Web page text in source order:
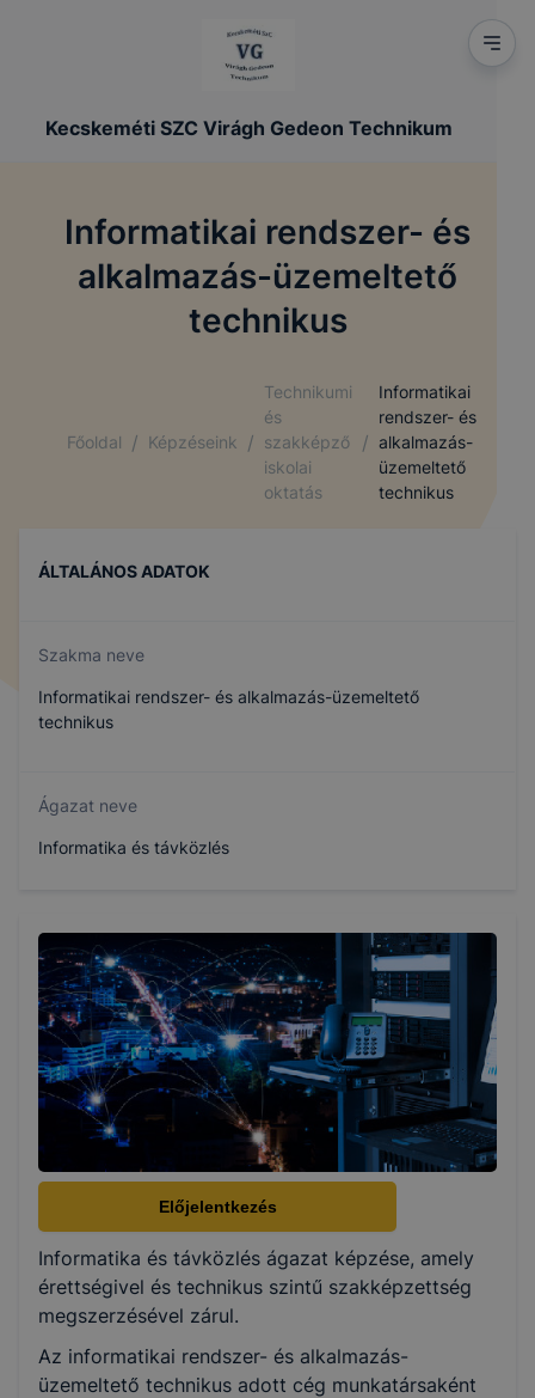
Kecskeméti SZC Virágh Gedeon Technikum
Informatikai rendszer- és
alkalmazás-üzemeltető
technikus
Főoldal / Képzéseink /
Technikumi
és
szakképző
iskolai
oktatás
/
Informatikai
rendszer- és
alkalmazás-
üzemeltető
technikus
ÁLTALÁNOS ADATOK
Szakma neve
Informatikai rendszer- és alkalmazás-üzemeltető
technikus
Ágazat neve
Informatika és távközlés
Szakmajegyzék száma
506121202
Képzés időtartama
5 év
Választható szakmairányok:
KKK/PTT
KKK letöltése (pdf)
PTT letöltése (pdf)
Előjelentkezés
Informatika és távközlés ágazat képzése, amely
érettségivel és technikus szintű szakképzettség
megszerzésével zárul.
Az informatikai rendszer- és alkalmazás-
üzemeltető technikus adott cég munkatársaként